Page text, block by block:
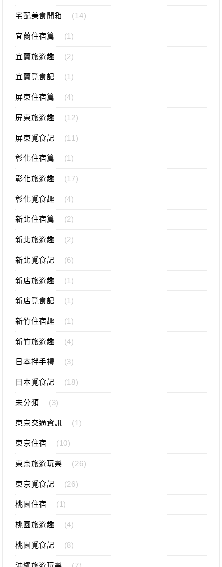
宅配美食開箱 (14)
宜蘭住宿篇 (1)
宜蘭旅遊趣 (2)
宜蘭覓食記 (1)
屏東住宿篇 (4)
屏東旅遊趣 (12)
屏東覓食記 (11)
彰化住宿篇 (1)
彰化旅遊趣 (17)
彰化覓食趣 (4)
新北住宿篇 (2)
新北旅遊趣 (2)
新北覓食記 (6)
新店旅遊趣 (1)
新店覓食記 (1)
新竹住宿趣 (1)
新竹旅遊趣 (4)
日本拌手禮 (3)
日本覓食記 (18)
未分類 (3)
東京交通資訊 (1)
東京住宿 (10)
東京旅遊玩樂 (26)
東京覓食記 (26)
桃園住宿 (1)
桃園旅遊趣 (4)
桃園覓食記 (8)
沖繩旅遊玩樂 (7)